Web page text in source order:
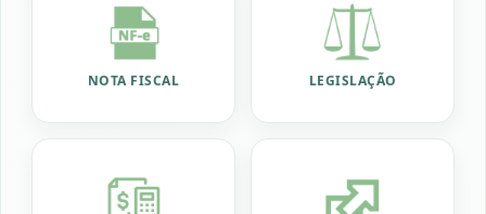
NOTA FISCAL LEGISLAÇÃO